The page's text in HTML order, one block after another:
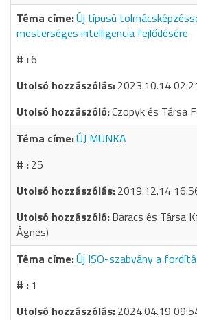
Új típusú
mesterséges intelligencia fejlődésére
6
2023.10.14
Czopyk és Társa
ÚJ MUNKA
25
2019.12.14
Baracs és Társa
Ágnes)
Új ISO-szabvány a
1
2024.04.19